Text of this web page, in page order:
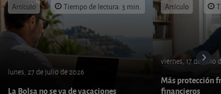
Artículo Tiempo de lectura: 3 min.
lunes, 27 de julio de 2026
La Bolsa no se va de vacaciones
Artículo
viernes, 17 de julio
Más protección
financieros